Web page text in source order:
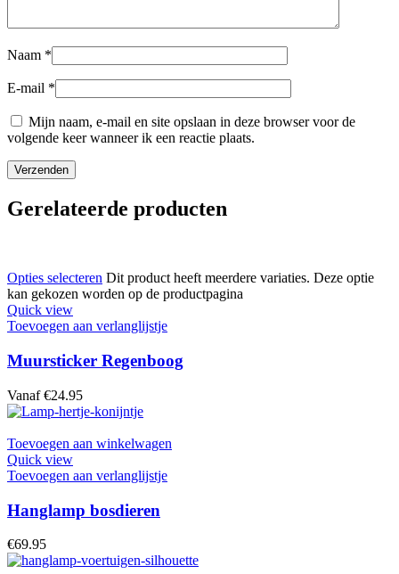
Naam *
E-mail *
Mijn naam, e-mail en site opslaan in deze browser voor de
volgende keer wanneer ik een reactie plaats.
Gerelateerde producten
Opties selecteren Dit product heeft meerdere variaties. Deze optie
kan gekozen worden op de productpagina
Quick view
Toevoegen aan verlanglijstje
Muursticker Regenboog
Vanaf €24.95
Toevoegen aan winkelwagen
Quick view
Toevoegen aan verlanglijstje
Hanglamp bosdieren
€69.95